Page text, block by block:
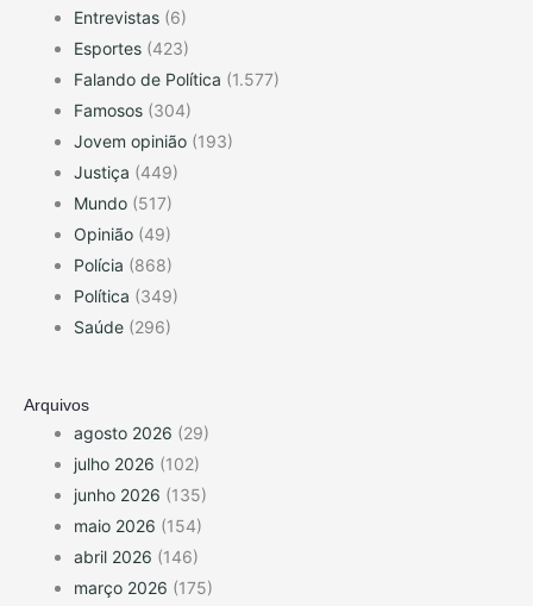
Entrevistas (6)
Esportes (423)
Falando de Política (1.577)
Famosos (304)
Jovem opinião (193)
Justiça (449)
Mundo (517)
Opinião (49)
Polícia (868)
Política (349)
Saúde (296)
Arquivos
agosto 2026 (29)
julho 2026 (102)
junho 2026 (135)
maio 2026 (154)
abril 2026 (146)
março 2026 (175)